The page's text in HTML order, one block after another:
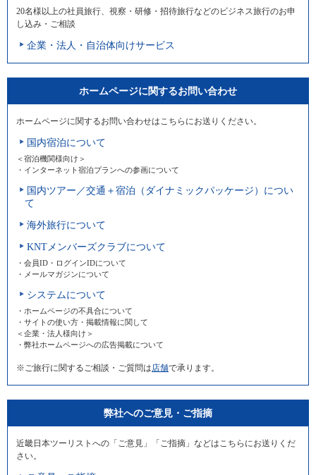
20名様以上の社員旅行、視察・研修・招待旅行などのビジネス旅行のお申
し込み・ご相談
企業・法人・自治体向けサービス
ホームページに関するお問い合わせ
ホームページに関するお問い合わせはこちらにお送りください。
国内宿泊について
＜宿泊機関様向け＞
・インターネット宿泊プランへの参画について
国内ツアー／交通＋宿泊（ダイナミックパッケージ）につい
て
海外旅行について
KNTメンバーズクラブについて
・会員ID・ログインIDについて
・メールマガジンについて
システムについて
・ホームページの不具合について
・サイトの使い方・掲載情報に関して
＜企業・法人様向け＞
・弊社ホームページへの広告掲載について
※ご旅行に関するご相談・ご質問は 店舗で承ります。
弊社へのご意見・ご指摘
近畿日本ツーリストへの「ご意見」「ご指摘」などはこちらにお送りくだ
さい。